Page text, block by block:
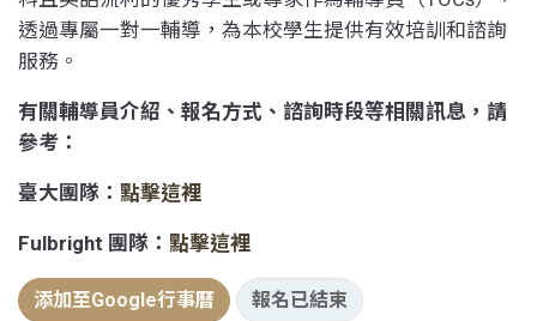
透過專屬一對一輔導，為本校學生提供有效培訓和諮詢
服務。
有關輔導員介紹、報名方式、諮詢時段等相關訊息，請
參考：
臺大團隊： 點擊這裡
Fulbright 團隊： 點擊這裡
添加至Google行事曆 報名已結束